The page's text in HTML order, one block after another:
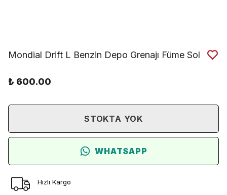
Mondial Drift L Benzin Depo Grenajı Füme Sol
₺ 600.00
STOKTA YOK
WHATSAPP
Hızlı Kargo